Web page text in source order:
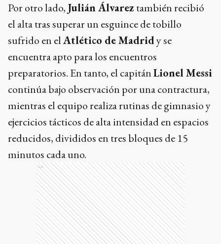
Por otro lado, Julián Álvarez también recibió
el alta tras superar un esguince de tobillo
sufrido en elAtlético de Madridy se
encuentra apto para los encuentros
preparatorios. En tanto, el capitánLionel Messi
continúa bajo observación por una contractura,
mientras el equipo realiza rutinas de gimnasio y
ejercicios tácticos de alta intensidad en espacios
reducidos, divididos en tres bloques de 15
minutos cada uno.
Ads